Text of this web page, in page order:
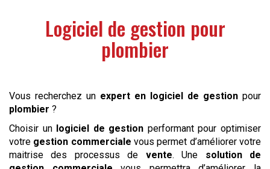
Logiciel de gestion pour
plombier
Vous recherchez un expert en logiciel de gestion pour
plombier ?
Choisir un logiciel de gestion performant pour optimiser
votre gestion commercialevous permet d’améliorer votre
maitrise des processus de vente. Une solution de